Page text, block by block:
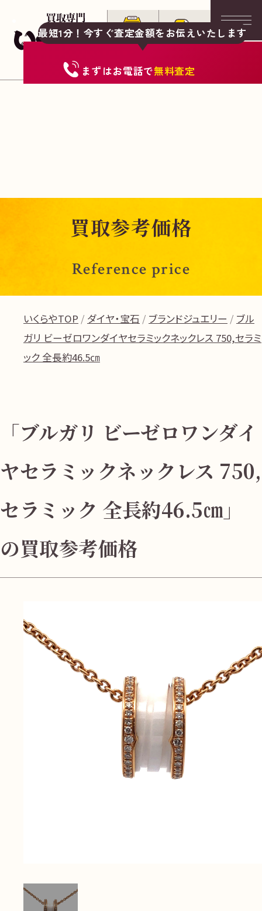
最短1分！今すぐ査定金額をお伝えいたします
まずはお電話で無料査定
無
無料相談する
買取参考価格
Reference price
いくらやTOP ダイヤ・宝石 ブランドジュエリー
ブル
ガリ ビーゼロワンダイヤセラミックネックレス 750,セラミ
ック 全長約46.5㎝
「ブルガリ ビーゼロワンダイ
ヤセラミックネックレス 750,
セラミック 全長約46.5㎝」
の買取参考価格